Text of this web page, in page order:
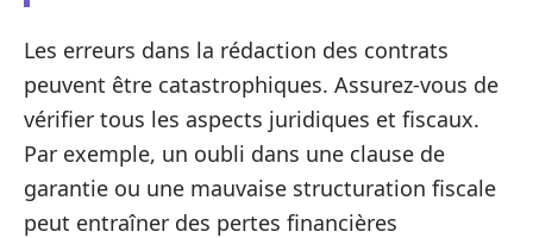
Les erreurs dans la rédaction des contrats
peuvent être catastrophiques. Assurez-vous de
vérifier tous les aspects juridiques et fiscaux.
Par exemple, un oubli dans une clause de
garantie ou une mauvaise structuration fiscale
peut entraîner des pertes financières